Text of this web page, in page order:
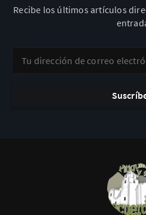
Recibe los últimos artículos